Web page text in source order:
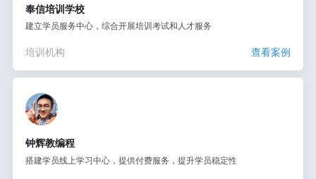
奉信培训学校
建立学员服务中心，综合开展培训考试和人才服务
培训机构 查看案例
钟辉教编程
搭建学员线上学习中心，提供付费服务，提升学员稳定性